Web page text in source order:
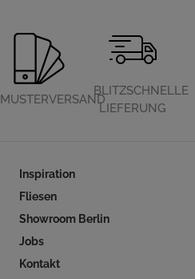
MUSTERVERSAND
BLITZSCHNELLE
LIEFERUNG
Inspiration
Fliesen
Showroom Berlin
Jobs
Kontakt